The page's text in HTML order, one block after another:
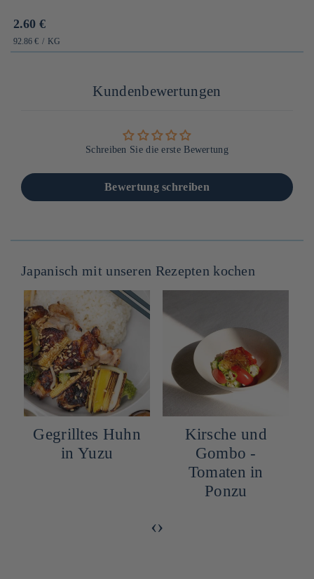
Prix
habituel
2.60 €
PRIX
UNITAIRE
92.86 € / PAR
KG
Kundenbewertungen
Schreiben Sie die erste Bewertung
Bewertung schreiben
Japanisch mit unseren Rezepten kochen
Gegrilltes Huhn
in Yuzu
Kirsche und
Gombo -
Tomaten in
Ponzu
‹›